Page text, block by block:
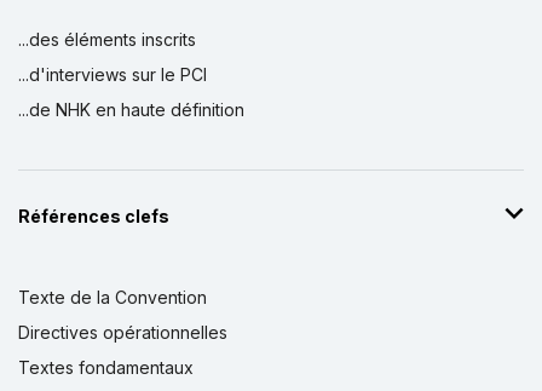
...des éléments inscrits
...d'interviews sur le PCI
...de NHK en haute définition
Références clefs
Texte de la Convention
Directives opérationnelles
Textes fondamentaux